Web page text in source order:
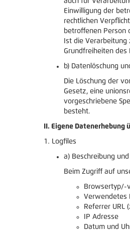
Einwilligung der
rechtlichen
betroffenen Person
Ist die
Grundfreiheiten des
b) Datenlöschung
Die Löschung der
Gesetz, eine
vorgeschriebene
besteht.
II. Eigene Datenerhebung
Logfiles
a) Beschreibung
Beim Zugriff auf
Browsertyp/-
Verwendetes
Referrer URL
IP Adresse
Datum und